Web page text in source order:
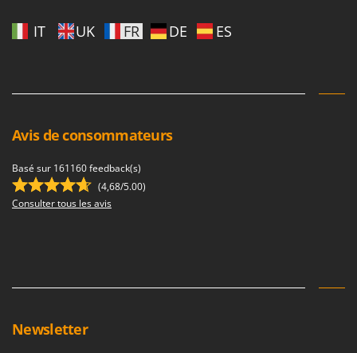
Redback
Robomow
Rossofuoco
Santos
IT UK FR DE ES
Avis de consommateurs
Basé sur 161160 feedback(s)
(4,68/5.00)
Consulter tous les avis
Newsletter